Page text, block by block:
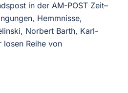
in der AM-POST Zeit–
Hemmnisse,
Norbert Barth, Karl-
losen Reihe von